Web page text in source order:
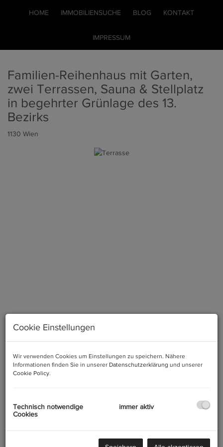
HOME IMMOBILIENSUCHE BLOG KONTAKT
IMPRESSUM
Familien-Reihenhaus mit Garten,
zwei Terrassen, Sauna & Stellplatz
in begehrter Grünlage des 13.
Bezirks
1130 Wien
Terrasse
Beschreibung
Zum Verkauf gelangt ein saniertes Split-Level-Reihenhaus in
Cookie Einstellungen
Wir verwenden Cookies um Einstellungen zu speichern. Nähere
Informationen finden Sie in unserer Datenschutzerklärung und unserer
Cookie Policy
Technisch notwendige
Cookies
immer aktiv